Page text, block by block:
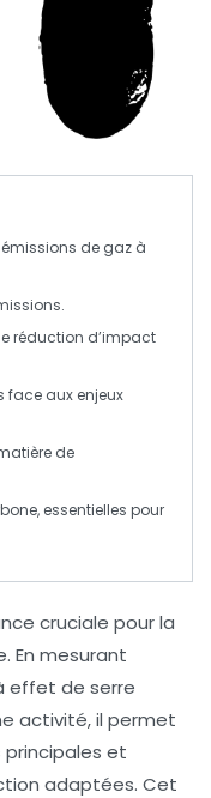
de gaz à
réduction d’impact
face aux enjeux
de
, essentielles pour
cruciale pour la
. En mesurant
effet de serre
activité, il permet
principales et
adaptées. Cet